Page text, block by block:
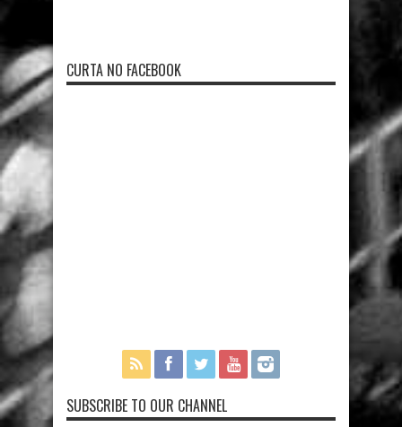
CURTA NO FACEBOOK
SUBSCRIBE TO OUR CHANNEL